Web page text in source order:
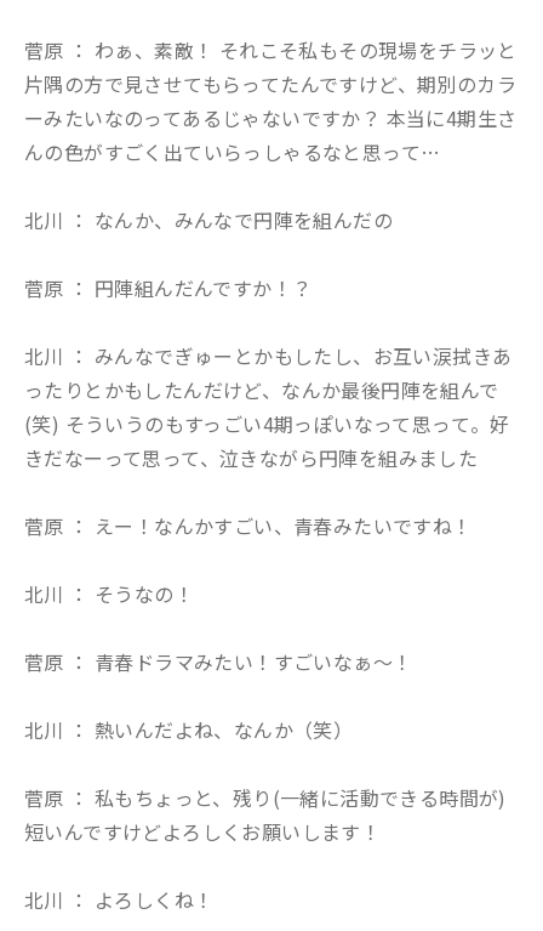
菅原 ： わぁ、素敵！ それこそ私もその現場をチラッと
片隅の方で見させてもらってたんですけど、期別のカラ
ーみたいなのってあるじゃないですか？ 本当に4期生さ
んの色がすごく出ていらっしゃるなと思って…
北川 ： なんか、みんなで円陣を組んだの
菅原 ： 円陣組んだんですか！？
北川 ： みんなでぎゅーとかもしたし、お互い涙拭きあ
ったりとかもしたんだけど、なんか最後円陣を組んで
(笑) そういうのもすっごい4期っぽいなって思って。好
きだなーって思って、泣きながら円陣を組みました
菅原 ： えー！なんかすごい、青春みたいですね！
北川 ： そうなの！
菅原 ： 青春ドラマみたい！すごいなぁ〜！
北川 ： 熱いんだよね、なんか（笑）
菅原 ： 私もちょっと、残り(一緒に活動できる時間が)
短いんですけどよろしくお願いします！
北川 ： よろしくね！